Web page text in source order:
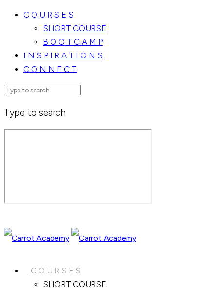
C O U R S E S
SHORT COURSE
B O O T C A M P
I N S P I R A T I O N S
C O N N E C T
Type to search
C O U R S E S
SHORT COURSE